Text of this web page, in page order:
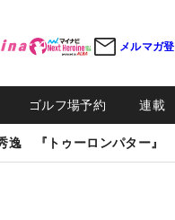
メルマガ
ゴルフ場予約 連載
逸 『トゥーロンパター』